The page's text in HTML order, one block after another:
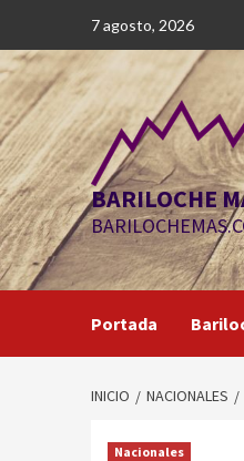
contenido
7 agosto, 2026
BARILOCHE
Portada
INICIO NACIONALES
Nacionales